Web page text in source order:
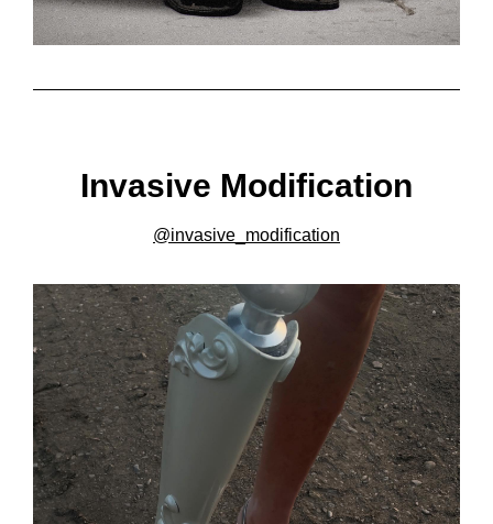
Invasive Modification
@invasive_modification